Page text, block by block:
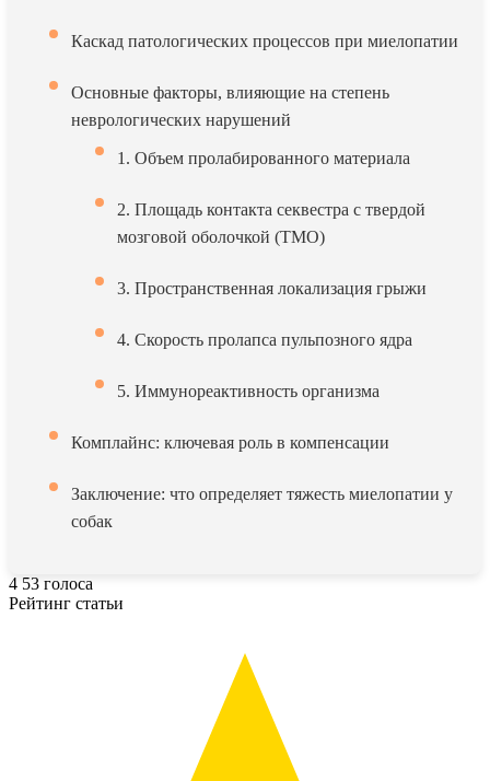
Каскад патологических процессов при миелопатии
Основные факторы, влияющие на степень
неврологических нарушений
1. Объем пролабированного материала
2. Площадь контакта секвестра с твердой
мозговой оболочкой (ТМО)
3. Пространственная локализация грыжи
4. Скорость пролапса пульпозного ядра
5. Иммунореактивность организма
Комплайнс: ключевая роль в компенсации
Заключение: что определяет тяжесть миелопатии у
собак
4 53 голоса
Рейтинг статьи